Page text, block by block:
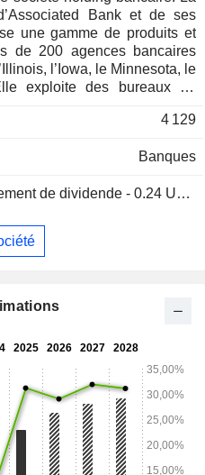
Bank et de ses
une gamme de produits et
de 200 agences bancaires
l’Iowa, le Minnesota, le
exploite des bureaux de
et le Texas. Le segment «
notamment les grandes
locales et les institutions
nécessaire à la mise en
gestion de ces solutions
crédit et de dépôt, ainsi
opérationnelles partagées
résiduels.
4 129
Banques
de dividende - 0.24 USD